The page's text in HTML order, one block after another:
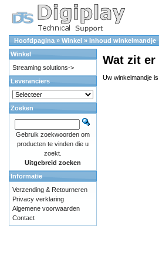
Hoofdpagina » Winkel » Inhoud winkelmandje
Wat zit
Uw winkelmandje is
Winkel
Streaming solutions->
Leveranciers
Zoeken
Gebruik zoekwoorden om
producten te vinden die u
zoekt.
Uitgebreid zoeken
Informatie
Verzending & Retourneren
Privacy verklaring
Algemene voorwaarden
Contact